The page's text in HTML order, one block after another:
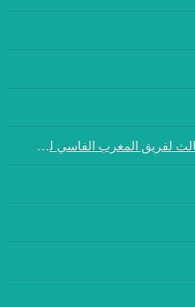
في الجمع العام الثالث لفريق المغرب الفاسي لكرة القدم: